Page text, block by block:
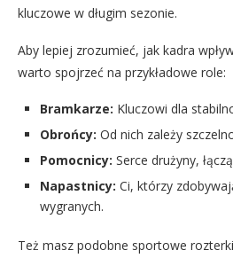
kluczowe w długim sezonie.
Aby lepiej zrozumieć, jak kadra
warto spojrzeć na przykładowe role:
Bramkarze: Kluczowi dla
Obrońcy: Od nich zależy
Pomocnicy: Serce drużyny,
Napastnicy: Ci, którzy
wygranych.
Też masz podobne sportowe